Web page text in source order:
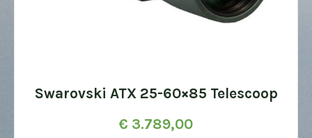
Swarovski ATX 25-60×85 Telescoop
€ 3.789,00